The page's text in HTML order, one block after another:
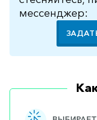
мессенджер: